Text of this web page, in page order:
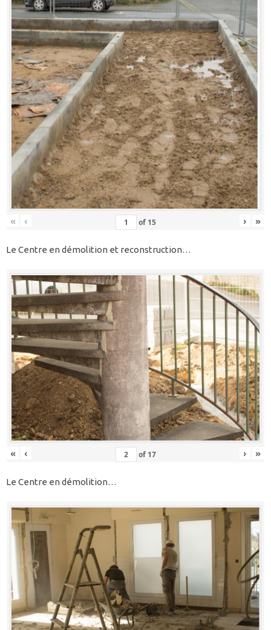
« ‹ of 15 › »
Le Centre en démolition et reconstruction…
« ‹ of 17 › »
Le Centre en démolition…